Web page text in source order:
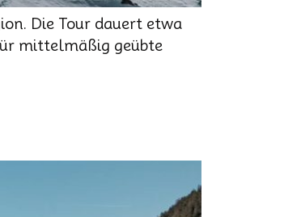
Die Tour dauert etwa
mittelmäßig geübte